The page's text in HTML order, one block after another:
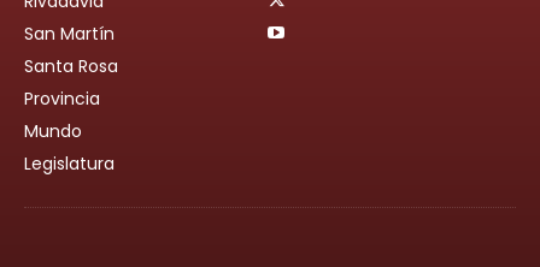
San Martín
Santa Rosa
Provincia
Mundo
Legislatura